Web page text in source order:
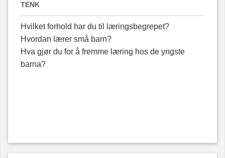
TENK
Hvilket forhold har du til læringsbegrepet?
Hvordan lærer små barn?
Hva gjør du for å fremme læring hos de yngste
barna?